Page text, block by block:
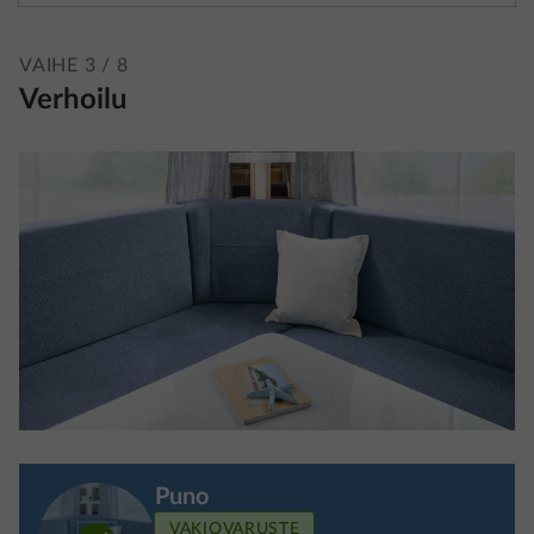
Verhoilu
Puno
VAKIOVARUSTE
(kuormitettuna)
määrittämä suurin paino, jonka ajoneuvosi voi olla
kuormitettuna ajon aikana. Huomioithan, että
teknisesti sallitun kokonaismassan ylittäminen ajon
aikana voi aiheuttaa turvallisuusriskejä ja on monissa
Euroopan maissa rangaistavaa. Suosittelemme siksi,
että punnitset ajoneuvosi ennen jokaista ajoreissua
ja varmistat, että teknisesti sallittu kokonaismassa
pysyy sallituissa rajoissa. Tiedot teknisesti sallitusta
kokonaismassasta löydät kunkin pohjaratkaisun
2. Paino ajokunnossa